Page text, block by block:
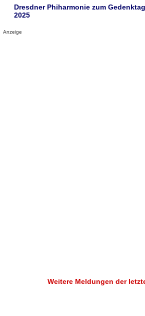
Dresdner Phiharmonie zum
2025
Anzeige
Weitere Meldungen der